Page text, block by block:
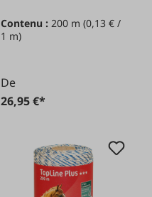
10mm/200m
Contenu : 200 m(0,13 € /
1 m)
De
26,95 €*